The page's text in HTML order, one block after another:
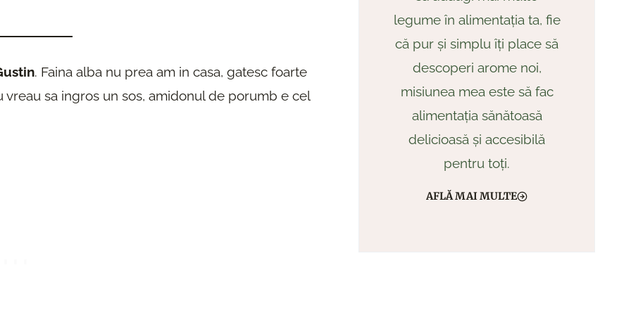
. Faina alba nu prea am in casa, gatesc foarte
sa ingros un sos, amidonul de porumb e cel
legume în alimentația ta, fie
că pur și simplu îți place să
descoperi arome noi,
misiunea mea este să fac
alimentația sănătoasă
delicioasă și accesibilă
pentru toți.
AFLĂ MAI MULTE